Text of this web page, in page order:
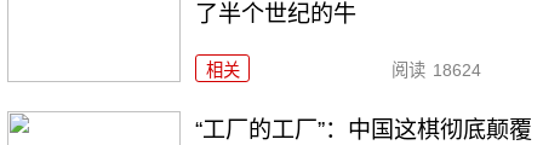
了半个世纪的牛
相关 阅读 18624
“工厂的工厂”：中国这棋彻底颠覆